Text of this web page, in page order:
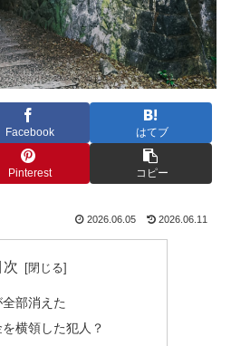
Facebook はてブ
Pinterest コピー
2026.06.05 2026.06.11
次
全部消えた
横領した犯人？